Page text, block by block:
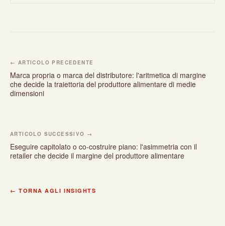
← ARTICOLO PRECEDENTE
Marca propria o marca del distributore: l'aritmetica di margine
che decide la traiettoria del produttore alimentare di medie
dimensioni
ARTICOLO SUCCESSIVO →
Eseguire capitolato o co-costruire piano: l'asimmetria con il
retailer che decide il margine del produttore alimentare
← TORNA AGLI INSIGHTS